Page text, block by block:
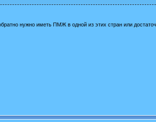
нужно иметь ПМЖ в одной из этих стран или